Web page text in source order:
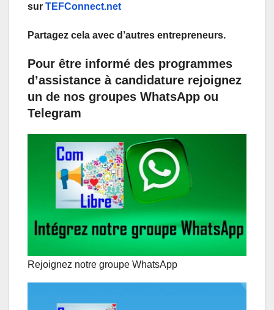
sur TEFConnect.net
Partagez cela avec d’autres entrepreneurs.
Pour être informé des programmes
d’assistance à candidature rejoignez
un de nos groupes WhatsApp ou
Telegram
Rejoignez notre groupe WhatsApp